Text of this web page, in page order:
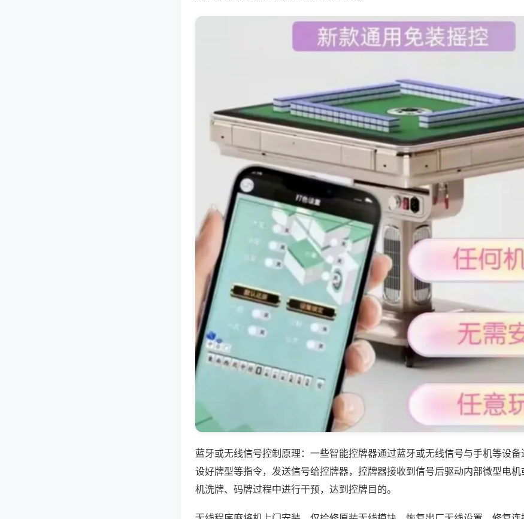
蓝牙或无线信号控制原理：一些智能控牌器通过蓝牙或无线信号与手机等设
设好牌型等指令，发送信号给控牌器，控牌器接收到信号后驱动内部微型电
机洗牌、码牌过程中进行干预，达到控牌目的。